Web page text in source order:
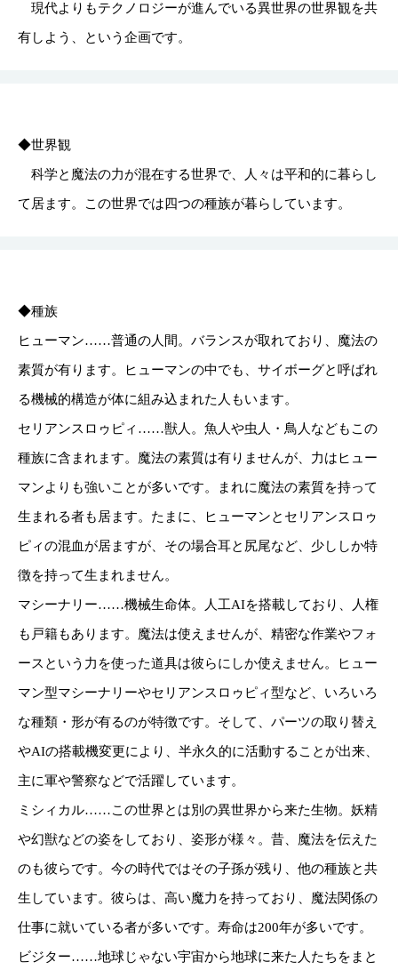
現代よりもテクノロジーが進んでいる異世界の世界観を共
有しよう、という企画です。
◆世界観
科学と魔法の力が混在する世界で、人々は平和的に暮らし
て居ます。この世界では四つの種族が暮らしています。
◆種族
ヒューマン……普通の人間。バランスが取れており、魔法の
素質が有ります。ヒューマンの中でも、サイボーグと呼ばれ
る機械的構造が体に組み込まれた人もいます。
セリアンスロゥピィ……獣人。魚人や虫人・鳥人などもこの
種族に含まれます。魔法の素質は有りませんが、力はヒュー
マンよりも強いことが多いです。まれに魔法の素質を持って
生まれる者も居ます。たまに、ヒューマンとセリアンスロゥ
ピィの混血が居ますが、その場合耳と尻尾など、少ししか特
徴を持って生まれません。
マシーナリー……機械生命体。人工AIを搭載しており、人権
も戸籍もあります。魔法は使えませんが、精密な作業やフォ
ースという力を使った道具は彼らにしか使えません。ヒュー
マン型マシーナリーやセリアンスロゥピィ型など、いろいろ
な種類・形が有るのが特徴です。そして、パーツの取り替え
やAIの搭載機変更により、半永久的に活動することが出来、
主に軍や警察などで活躍しています。
ミシィカル……この世界とは別の異世界から来た生物。妖精
や幻獣などの姿をしており、姿形が様々。昔、魔法を伝えた
のも彼らです。今の時代ではその子孫が残り、他の種族と共
生しています。彼らは、高い魔力を持っており、魔法関係の
仕事に就いている者が多いです。寿命は200年が多いです。
ビジター……地球じゃない宇宙から地球に来た人たちをまと